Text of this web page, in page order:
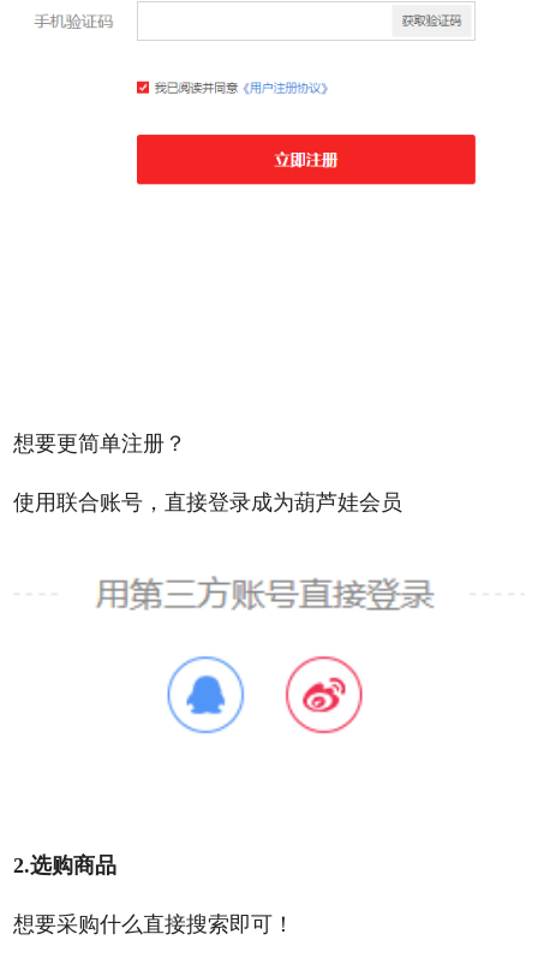
想要更简单注册？
使用联合账号，直接登录成为葫芦娃会员
2.选购商品
想要采购什么直接搜索即可！